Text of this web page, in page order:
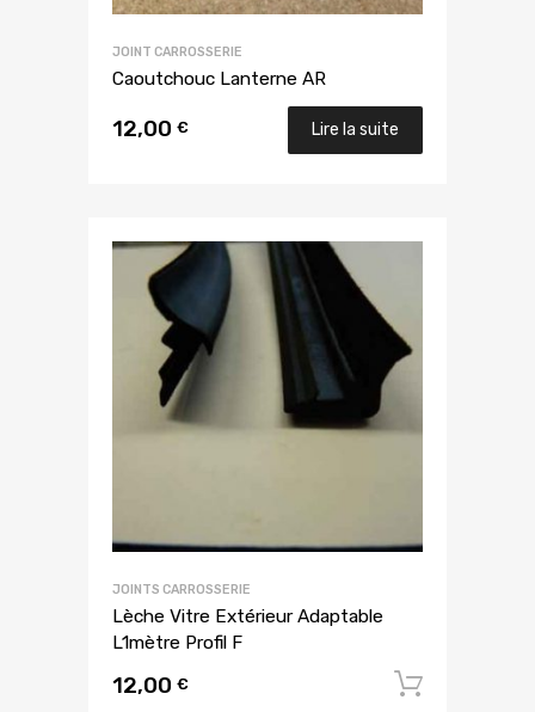
JOINT CARROSSERIE
Caoutchouc Lanterne AR
12,00 € Lire la suite
JOINTS CARROSSERIE
Lèche Vitre Extérieur Adaptable
L1mètre Profil F
12,00 €